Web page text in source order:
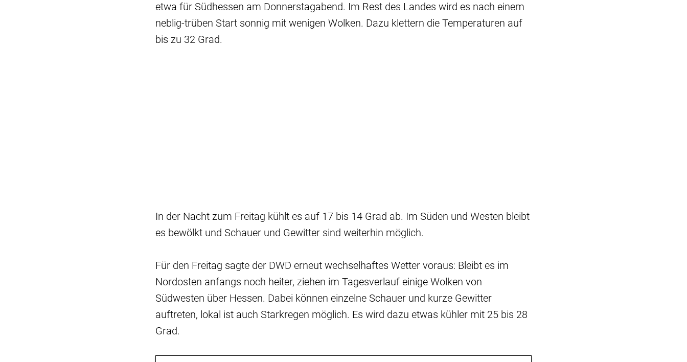
etwa für Südhessen am Donnerstagabend. Im Rest des Landes wird es nach einem
neblig-trüben Start sonnig mit wenigen Wolken. Dazu klettern die Temperaturen auf
bis zu 32 Grad.
In der Nacht zum Freitag kühlt es auf 17 bis 14 Grad ab. Im Süden und Westen bleibt
es bewölkt und Schauer und Gewitter sind weiterhin möglich.
Für den Freitag sagte der DWD erneut wechselhaftes Wetter voraus: Bleibt es im
Nordosten anfangs noch heiter, ziehen im Tagesverlauf einige Wolken von
Südwesten über Hessen. Dabei können einzelne Schauer und kurze Gewitter
auftreten, lokal ist auch Starkregen möglich. Es wird dazu etwas kühler mit 25 bis 28
Grad.